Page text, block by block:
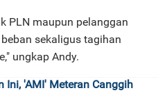
PLN maupun pelanggan
sekaligus tagihan
ungkap Andy.
Ini, 'AMI' Meteran Canggih